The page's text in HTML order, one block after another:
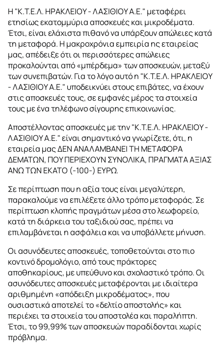
Η "Κ.Τ.Ε.Λ. ΗΡΑΚΛΕΙΟΥ - ΛΑΣΙΘΙΟΥ Α.Ε." μεταφέρει
ετησίως εκατομμύρια αποσκευές και μικροδέματα.
Έτσι, είναι ελάχιστα πιθανό να υπάρξουν απώλειες κατά
τη μεταφορά. Η μακροχρόνια εμπειρία ης εταιρείας
μας, απέδειξε ότι οι περισσότερες απώλειες
προκαλούνται από «μπέρδεμα» των αποσκευών, μεταξύ
των συνεπιβατών. Για το λόγο αυτό η "Κ.Τ.Ε.Λ. ΗΡΑΚΛΕΙΟΥ
- ΛΑΣΙΘΙΟΥ Α.Ε." υποδεικνύει στους επιβάτες, να έχουν
στις αποσκευές τους, σε εμφανές μέρος τα στοιχεία
τους με ένα τηλέφωνο σίγουρης επικοινωνίας.
Αποστέλλοντας αποσκευές με την "Κ.Τ.Ε.Λ. ΗΡΑΚΛΕΙΟΥ -
ΛΑΣΙΘΙΟΥ Α.Ε." είναι σημαντικό να γνωρίζετε, ότι, η
εταιρεία μας ΔΕΝ ΑΝΑΛΑΜΒΑΝΕΙ ΤΗ ΜΕΤΑΦΟΡΑ
ΔΕΜΑΤΩΝ, ΠΟΥ ΠΕΡΙΕΧΟΥΝ ΣΥΝΟΛΙΚΑ, ΠΡΑΓΜΑΤΑ ΑΞΙΑΣ
ΑΝΩ ΤΩΝ ΕΚΑΤΟ (-100-) ΕΥΡΩ.
Σε περίπτωση που η αξία τους είναι μεγαλύτερη,
παρακαλούμε να επιλέξετε άλλο τρόπο μεταφοράς. Σε
περίπτωση κλοπής πραγμάτων μέσα στο λεωφορείο,
κατά τη διάρκεια του ταξιδιού σας, πρέπει να
επιλαμβάνεται η ασφάλεια και να υποβάλλετε μήνυση.
Οι ασυνόδευτες αποσκευές, τοποθετούνται στο πιο
κοντινό δρομολόγιο, από τους πράκτορες
αποθηκαρίους, με υπεύθυνο και σχολαστικό τρόπο. Οι
ασυνόδευτες αποσκευές μεταφέρονται με ιδιαίτερα
αριθμημένη «απόδειξη μικροδέματος», που
ουσιαστικά αποτελεί το «δελτίο αποστολής» και
περιέχει τα στοιχεία του αποστολέα και παραλήπτη.
Έτσι, το 99,99% των αποσκευών παραδίδονται χωρίς
πρόβλημα.